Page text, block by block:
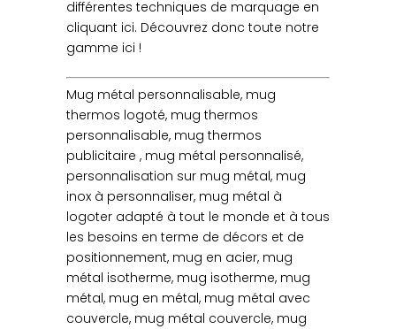
différentes techniques de marquage en
cliquant ici. Découvrez donc toute notre
gamme ici !
Mug métal personnalisable, mug
thermos logoté, mug thermos
personnalisable, mug thermos
publicitaire , mug métal personnalisé,
personnalisation sur mug métal, mug
inox à personnaliser, mug métal à
logoter adapté à tout le monde et à tous
les besoins en terme de décors et de
positionnement, mug en acier, mug
métal isotherme, mug isotherme, mug
métal, mug en métal, mug métal avec
couvercle, mug métal couvercle, mug